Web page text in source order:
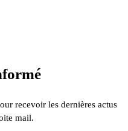
recevoir les dernières actus
mail.